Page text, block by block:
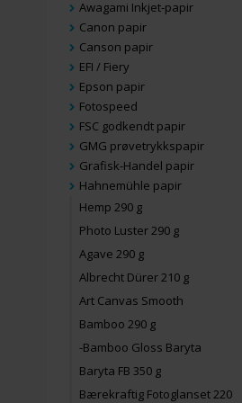
Awagami Inkjet-papir
Canon papir
Canson papir
EFI / Fiery
Epson papir
Fotospeed
FSC godkendt papir
GMG prøvetrykkspapir
Grafisk-Handel papir
Hahnemühle papir
Hemp 290 g
Photo Luster 290 g
Agave 290 g
Albrecht Dürer 210 g
Art Canvas Smooth
Bamboo 290 g
-Bamboo Gloss Baryta
Baryta FB 350 g
Bærekraftig Fotoglanset 220